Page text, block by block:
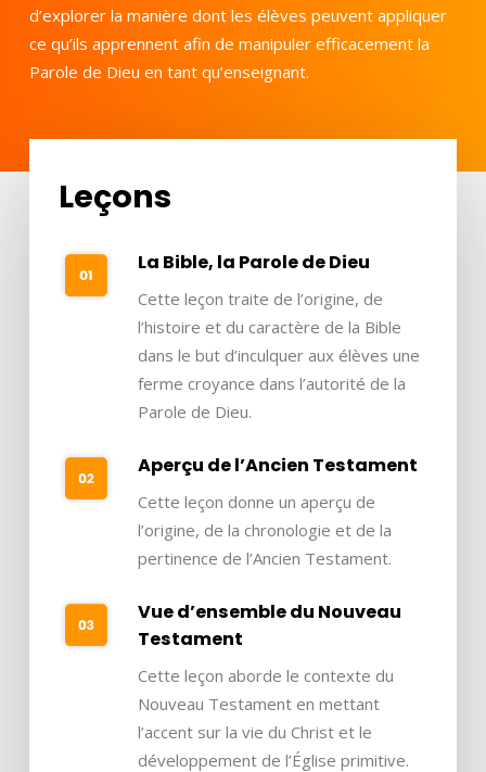
d’explorer la manière dont les élèves peuvent appliquer
ce qu’ils apprennent afin de manipuler efficacement la
Parole de Dieu en tant qu’enseignant.
Leçons
La Bible, la Parole de Dieu
Cette leçon traite de l’origine, de
l’histoire et du caractère de la Bible
dans le but d’inculquer aux élèves une
ferme croyance dans l’autorité de la
Parole de Dieu.
Aperçu de l’Ancien Testament
Cette leçon donne un aperçu de
l’origine, de la chronologie et de la
pertinence de l’Ancien Testament.
Vue d’ensemble du Nouveau
Testament
Cette leçon aborde le contexte du
Nouveau Testament en mettant
l’accent sur la vie du Christ et le
développement de l’Église primitive.